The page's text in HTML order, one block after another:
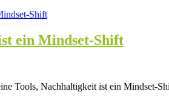
ein Mindset-Shift
Tools, Nachhaltigkeit ist ein Mindset-